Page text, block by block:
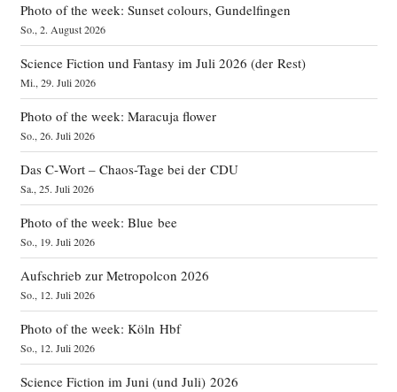
Photo of the week: Sunset colours, Gundelfingen
So., 2. August 2026
Science Fiction und Fantasy im Juli 2026 (der Rest)
Mi., 29. Juli 2026
Photo of the week: Maracuja flower
So., 26. Juli 2026
Das C‑Wort – Chaos-Tage bei der CDU
Sa., 25. Juli 2026
Photo of the week: Blue bee
So., 19. Juli 2026
Aufschrieb zur Metropolcon 2026
So., 12. Juli 2026
Photo of the week: Köln Hbf
So., 12. Juli 2026
Science Fiction im Juni (und Juli) 2026